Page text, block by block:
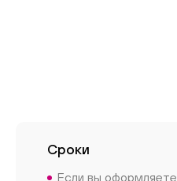
Сроки
Если вы оформляете